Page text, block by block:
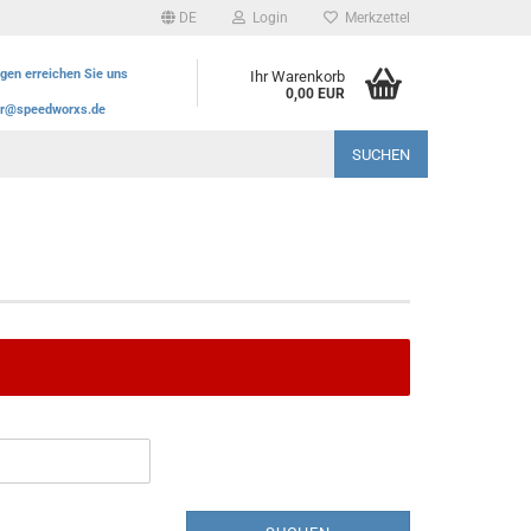
DE Login Merkzettel
erreichen Sie uns
Ihr Warenkorb
0,00 EUR
SUCHEN